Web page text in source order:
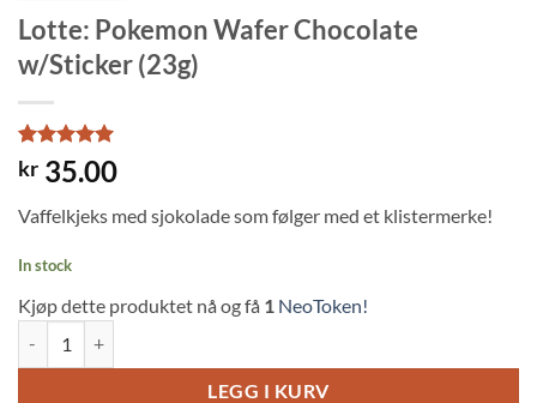
Lotte: Pokemon Wafer Chocolate
w/Sticker (23g)
Rated5
out of 5
1
customer
kr 35.00
Vaffelkjeks med sjokolade som følger med et klistermerke!
In stock
Kjøp dette produktet nå og få 1 NeoToken!
LEGG I KURV